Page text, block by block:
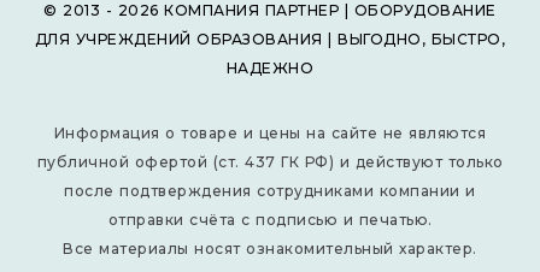
© 2013 - 2026 КОМПАНИЯ ПАРТНЕР | ОБОРУДОВАНИЕ
ДЛЯ УЧРЕЖДЕНИЙ ОБРАЗОВАНИЯ | ВЫГОДНО, БЫСТРО,
НАДЕЖНО
Информация о товаре и цены на сайте не являются
публичной офертой (ст. 437 ГК РФ) и действуют только
после подтверждения сотрудниками компании и
отправки счёта с подписью и печатью.
Все материалы носят ознакомительный характер.